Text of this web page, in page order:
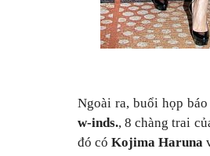
Ngoài ra, buổi họp
w-inds., 8 chàng trai
đó có Kojima Haruna